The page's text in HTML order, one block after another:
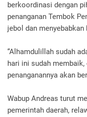
berkoordinasi dengan
penanganan Tembok
jebol dan menyebabkan
“Alhamdulillah sudah
hari ini sudah
penanganannya akan
Wabup Andreas turut
pemerintah daerah,